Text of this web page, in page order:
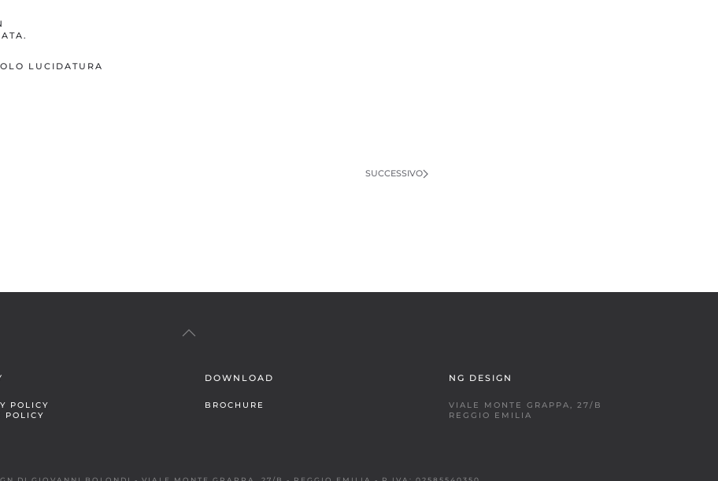
LUCIDATURA
SUCCESSIVO
POLICY
POLICY
DOWNLOAD
BROCHURE
NG DESIGN
VIALE MONTE GRAPPA, 27/B
REGGIO EMILIA